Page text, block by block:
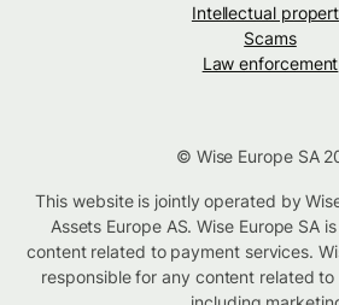
Intellectual
Scams
Law enforcement
© Wise Europe SA
This website is jointly operated by
Assets Europe AS. Wise Europe SA
content related to payment services.
responsible for any content related